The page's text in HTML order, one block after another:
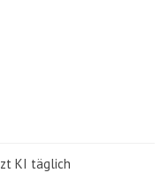
KI täglich